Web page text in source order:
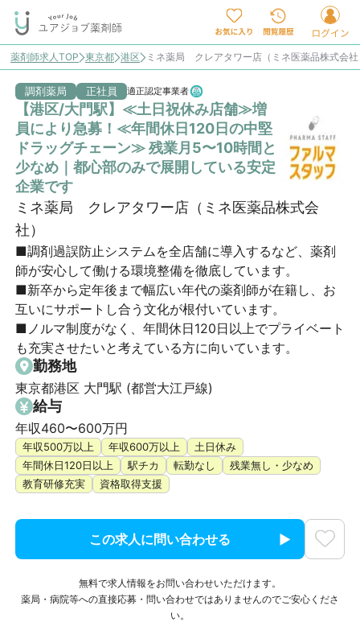
薬剤師求人TOP 東京都 港区 ミネ薬局 クレアタワー店（ミネ医薬品株式会
調剤薬局 正社員 適正認定事業者
【港区/大門駅】≪土日祝休み店舗≫増
員により急募！≪年間休日120日の中堅
ドラッグチェーン≫ 残業月5〜10時間と
少なめ｜都心部のみで展開している安定
企業です
ミネ薬局 クレアタワー店（ミネ医薬品株式会
社）
■調剤過誤防止システムを全店舗に導入するなど、薬剤
師が安心して働ける環境整備を徹底しています。
■新卒から定年後まで幅広い年代の薬剤師が在籍し、お
互いにサポートし合う文化が根付いています。
■ノルマ制度がなく、年間休日120日以上でプライベート
も充実させたいと考えている方に向いています。
勤務地
東京都港区 大門駅 (都営大江戸線)
給与
年収460〜600万円
年収500万以上 年収600万以上
土日休み
年間休日120日以上
駅チカ 転勤なし
残業無し・少なめ
教育研修充実
資格取得支援
この求人に問い合わせる
無料で求人情報をお問い合わせいただけます。
薬局・病院等への直接応募・問い合わせではありませんのでご安心くださ
い。